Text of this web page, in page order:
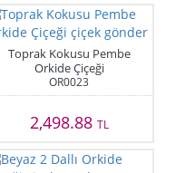
Toprak Kokusu Pembe
Orkide Çiçeği
OR0023
2,498.88 TL